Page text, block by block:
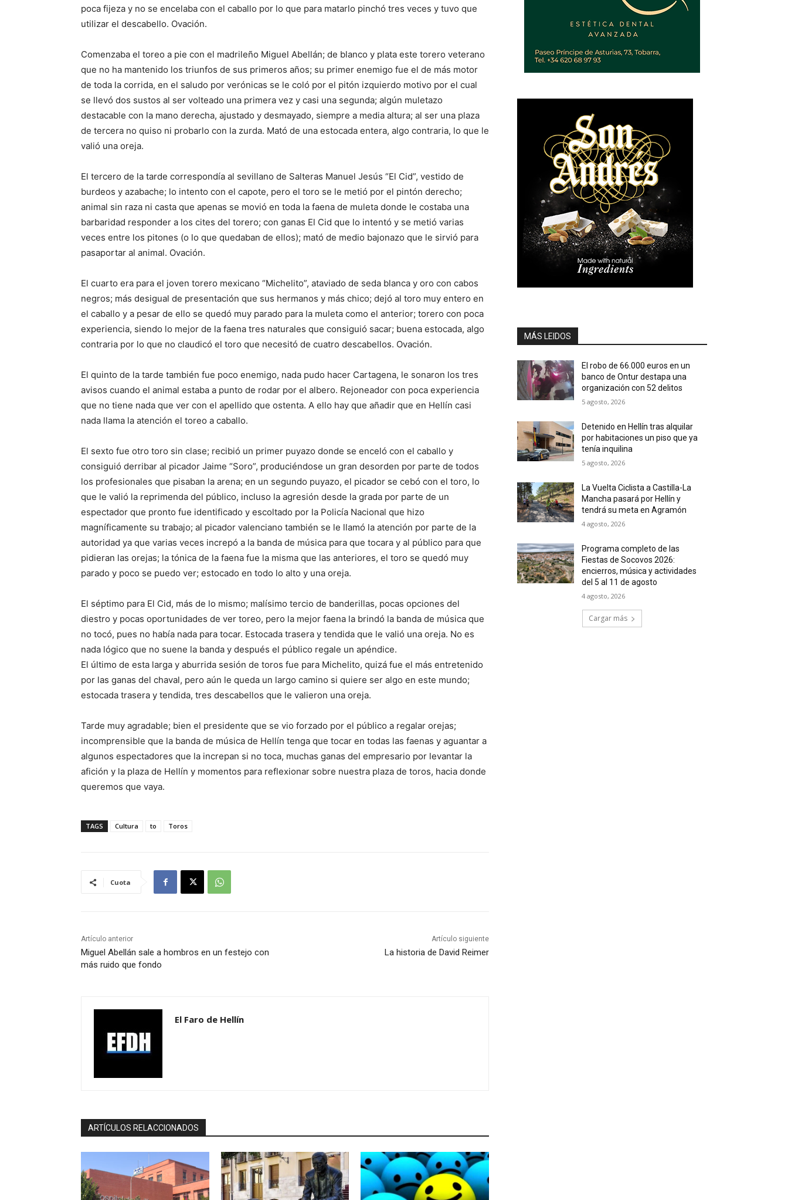
poca fijeza y no se encelaba con el caballo por lo que para matarlo pinchó tres veces y tuvo que
utilizar el descabello. Ovación.
Comenzaba el toreo a pie con el madrileño Miguel Abellán; de blanco y plata este torero veterano
que no ha mantenido los triunfos de sus primeros años; su primer enemigo fue el de más motor
de toda la corrida, en el saludo por verónicas se le coló por el pitón izquierdo motivo por el cual
se llevó dos sustos al ser volteado una primera vez y casi una segunda; algún muletazo
destacable con la mano derecha, ajustado y desmayado, siempre a media altura; al ser una plaza
de tercera no quiso ni probarlo con la zurda. Mató de una estocada entera, algo contraria, lo que le
valió una oreja.
El tercero de la tarde correspondía al sevillano de Salteras Manuel Jesús “El Cid”, vestido de
burdeos y azabache; lo intento con el capote, pero el toro se le metió por el pintón derecho;
animal sin raza ni casta que apenas se movió en toda la faena de muleta donde le costaba una
barbaridad responder a los cites del torero; con ganas El Cid que lo intentó y se metió varias
veces entre los pitones (o lo que quedaban de ellos); mató de medio bajonazo que le sirvió para
pasaportar al animal. Ovación.
El cuarto era para el joven torero mexicano “Michelito”, ataviado de seda blanca y oro con cabos
negros; más desigual de presentación que sus hermanos y más chico; dejó al toro muy entero en
el caballo y a pesar de ello se quedó muy parado para la muleta como el anterior; torero con poca
experiencia, siendo lo mejor de la faena tres naturales que consiguió sacar; buena estocada, algo
contraria por lo que no claudicó el toro que necesitó de cuatro descabellos. Ovación.
El quinto de la tarde también fue poco enemigo, nada pudo hacer Cartagena, le sonaron los tres
avisos cuando el animal estaba a punto de rodar por el albero. Rejoneador con poca experiencia
que no tiene nada que ver con el apellido que ostenta. A ello hay que añadir que en Hellín casi
nada llama la atención el toreo a caballo.
El sexto fue otro toro sin clase; recibió un primer puyazo donde se enceló con el caballo y
consiguió derribar al picador Jaime “Soro”, produciéndose un gran desorden por parte de todos
los profesionales que pisaban la arena; en un segundo puyazo, el picador se cebó con el toro, lo
que le valió la reprimenda del público, incluso la agresión desde la grada por parte de un
espectador que pronto fue identificado y escoltado por la Policía Nacional que hizo
magníficamente su trabajo; al picador valenciano también se le llamó la atención por parte de la
autoridad ya que varias veces increpó a la banda de música para que tocara y al público para que
pidieran las orejas; la tónica de la faena fue la misma que las anteriores, el toro se quedó muy
parado y poco se puedo ver; estocado en todo lo alto y una oreja.
El séptimo para El Cid, más de lo mismo; malísimo tercio de banderillas, pocas opciones del
diestro y pocas oportunidades de ver toreo, pero la mejor faena la brindó la banda de música que
no tocó, pues no había nada para tocar. Estocada trasera y tendida que le valió una oreja. No es
nada lógico que no suene la banda y después el público regale un apéndice.
El último de esta larga y aburrida sesión de toros fue para Michelito, quizá fue el más entretenido
por las ganas del chaval, pero aún le queda un largo camino si quiere ser algo en este mundo;
estocada trasera y tendida, tres descabellos que le valieron una oreja.
Tarde muy agradable; bien el presidente que se vio forzado por el público a regalar orejas;
incomprensible que la banda de música de Hellín tenga que tocar en todas las faenas y aguantar a
algunos espectadores que la increpan si no toca, muchas ganas del empresario por levantar la
afición y la plaza de Hellín y momentos para reflexionar sobre nuestra plaza de toros, hacia donde
queremos que vaya.
TAGS Cultura to Toros
Cuota
Artículo anterior
Miguel Abellán sale a hombros en un festejo con
más ruido que fondo
Artículo siguiente
La historia de David Reimer
El Faro de Hellín
ARTÍCULOS RELACCIONADOS
MÁS LEIDOS
El robo de 66.000 euros en un
banco de Ontur destapa una
organización con 52 delitos
5 agosto, 2026
Detenido en Hellín tras alquilar
por habitaciones un piso que ya
tenía inquilina
5 agosto, 2026
La Vuelta Ciclista a Castilla-La
Mancha pasará por Hellín y
tendrá su meta en Agramón
4 agosto, 2026
Programa completo de las
Fiestas de Socovos 2026:
encierros, música y actividades
del 5 al 11 de agosto
4 agosto, 2026
Cargar más